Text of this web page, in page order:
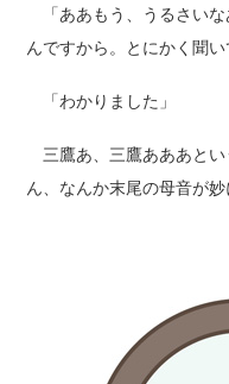
「ああもう、うるさい
んですから。とにかく聞
「わかりました」
三鷹あ、三鷹あああと
ん、なんか末尾の母音が妙